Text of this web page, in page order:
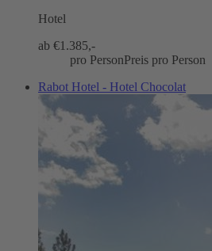
Hotel
ab €1.385,-
pro PersonPreis pro Person
Rabot Hotel - Hotel Chocolat